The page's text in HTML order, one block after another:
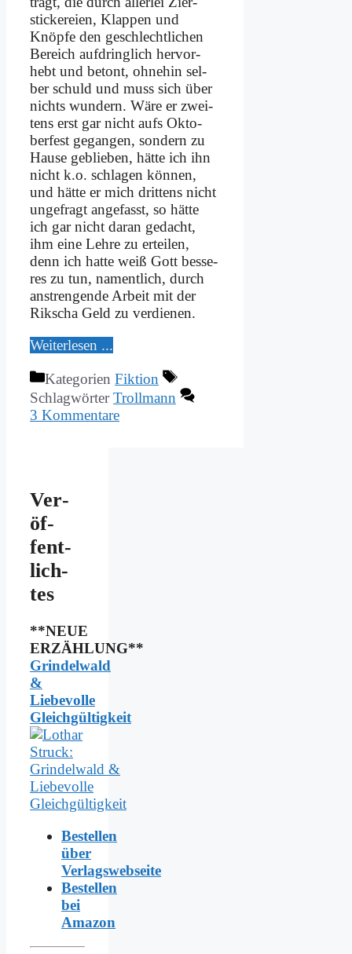
sticke­rei­en, Klap­pen und
Knöp­fe den ge­schlecht­li­chen
Be­reich auf­dring­lich her­vor­
hebt und be­tont, oh­ne­hin sel­
ber schuld und muss sich über
nichts wun­dern. Wä­re er zwei­
tens erst gar nicht aufs Ok­to­
ber­fest ge­gangen, son­dern zu
Hau­se ge­blie­ben, hät­te ich ihn
nicht k.o. schla­gen kön­nen,
und hät­te er mich drit­tens nicht
un­ge­fragt an­ge­fasst, so hät­te
ich gar nicht dar­an ge­dacht,
ihm ei­ne Leh­re zu er­tei­len,
denn ich hat­te weiß Gott bes­se­
res zu tun, na­ment­lich, durch
an­stren­gen­de Ar­beit mit der
Rik­scha Geld zu ver­die­nen.
Wei­ter­le­sen ...
Kategorien Fiktion
SchlagwörterTrollmann
3 Kommentare
Ver­
öf­
fent­
lich­
tes
**NEUE
ERZÄHLUNG**
Grindelwald
&
Liebevolle
Gleichgültigkeit
Bestellen
über
Verlagswebseite
Bestellen
bei
Amazon